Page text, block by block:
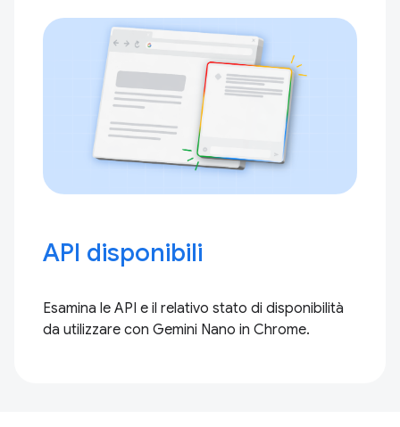
API disponibili
Esamina le API e il relativo stato di disponibilità
da utilizzare con Gemini Nano in Chrome.